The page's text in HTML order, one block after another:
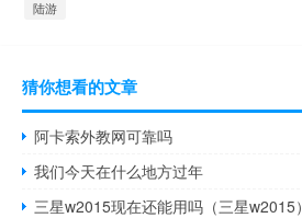
陆游
猜你想看的文章
阿卡索外教网可靠吗
我们今天在什么地方过年
三星w2015现在还能用吗（三星w2015）